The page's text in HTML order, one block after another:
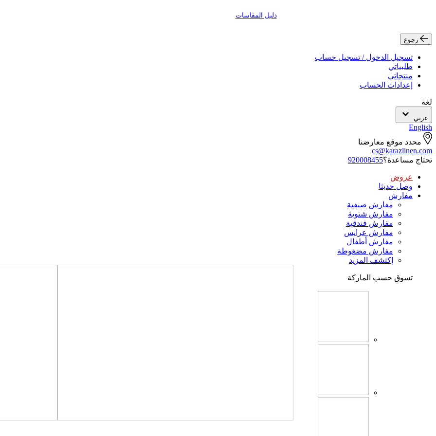
دليل المقاسات
رجوع
تسجيل الدخول / تسجيل حساب
طلبياتي
منتجاتي
إعدادات الحساب
لغة
عربي
English
محدد موقع معارضنا
cs@karazlinen.com
تحتاج مساعدة؟920008455
عروض
وصل حديثا
مفارش
مفارش صيفية
مفارش شتوية
مفارش فندقية
مفارش عرايس
مفارش أطفال
مفارش مضغوطة
إكتشف المزيد
تسوق حسب الماركة